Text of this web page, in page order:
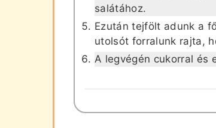
salátához.
Ezután tejfölt adunk a
utolsót forralunk rajta,
A legvégén cukorral és